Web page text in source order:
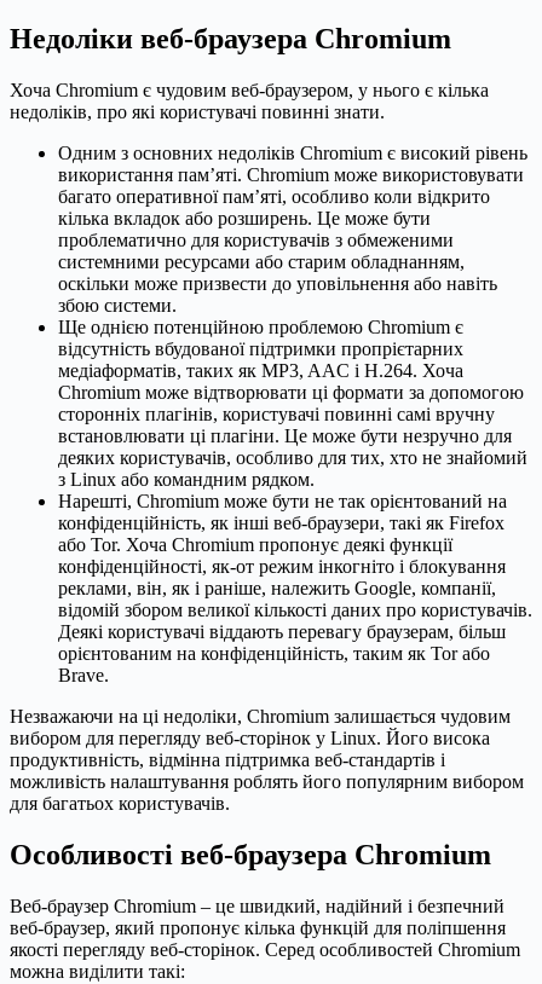
Недоліки веб-браузера Chromium
Хоча Chromium є чудовим веб-браузером, у нього є кілька
недоліків, про які користувачі повинні знати.
Одним з основних недоліків Chromium є високий рівень
використання пам’яті. Chromium може використовувати
багато оперативної пам’яті, особливо коли відкрито
кілька вкладок або розширень. Це може бути
проблематично для користувачів з обмеженими
системними ресурсами або старим обладнанням,
оскільки може призвести до уповільнення або навіть
збою системи.
Ще однією потенційною проблемою Chromium є
відсутність вбудованої підтримки пропрієтарних
медіаформатів, таких як MP3, AAC і H.264. Хоча
Chromium може відтворювати ці формати за допомогою
сторонніх плагінів, користувачі повинні самі вручну
встановлювати ці плагіни. Це може бути незручно для
деяких користувачів, особливо для тих, хто не знайомий
з Linux або командним рядком.
Нарешті, Chromium може бути не так орієнтований на
конфіденційність, як інші веб-браузери, такі як Firefox
або Tor. Хоча Chromium пропонує деякі функції
конфіденційності, як-от режим інкогніто і блокування
реклами, він, як і раніше, належить Google, компанії,
відомій збором великої кількості даних про користувачів.
Деякі користувачі віддають перевагу браузерам, більш
орієнтованим на конфіденційність, таким як Tor або
Brave.
Незважаючи на ці недоліки, Chromium залишається чудовим
вибором для перегляду веб-сторінок у Linux. Його висока
продуктивність, відмінна підтримка веб-стандартів і
можливість налаштування роблять його популярним вибором
для багатьох користувачів.
Особливості веб-браузера Chromium
Веб-браузер Chromium – це швидкий, надійний і безпечний
веб-браузер, який пропонує кілька функцій для поліпшення
якості перегляду веб-сторінок. Серед особливостей Chromium
можна виділити такі: